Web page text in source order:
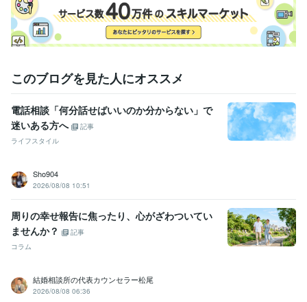
Google ドキュメント:10年Keynote:10年 Numbers:10年
Pages:10年
PowerPoint:10年Word:23年カラーミーショップ:2年freee:2年
Moneyfoward:2年
弥生会計:13年Google Analytics:2年
Google Search Console:2年ChatGPT:0年Canva:3年
得意分野
悩み相談・カウンセリング 仕事、恋愛、結婚・離婚等の人間関係
ビジネス代行・事務代行 就職、転職、独立を失敗しないための戦略
就職 経営 転職
このブログを見た人にオススメ
電話相談「何分話せばいいのか分からない」で
迷いある方へ
記事
ライフスタイル
Sho904
2026/08/08 10:51
周りの幸せ報告に焦ったり、心がざわついてい
ませんか？
記事
コラム
結婚相談所の代表カウンセラー松尾
2026/08/08 06:36